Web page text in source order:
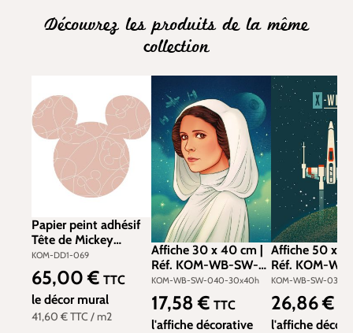
Découvrez les produits de la même
collection
Papier peint adhésif
Tête de Mickey
Knotted Disney -
Papier peint Komar
Into Wonderland
KOM-DD1-069
41,60 €TTC / m2
Prix régulier :
65,00 € TTC
le décor mural
Affiche 30 x 40 cm |
Réf. KOM-WB-SW-
040-30x40h
KOM-WB-SW-040-30x40h
Prix régulier :
17,58 € TTC
l'affiche décorative
Affiche 50 x
Réf. KOM-
033-50x70h
KOM-WB-SW-033-
Prix régulier :
26,86 €
l'affiche